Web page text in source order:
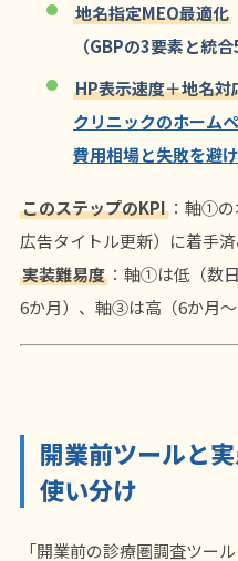
地名指定MEO最適化
（GBPの3要素と統合
HP表示速度＋地名対
クリニックのホーム
費用相場と失敗を避
このステップのKPI ：軸①の
広告タイトル更新）に着手
実装難易度 ：軸①は低（数
6か月）、軸③は高（6か月〜
開業前ツールと
使い分け
「開業前の診療圏調査ツー